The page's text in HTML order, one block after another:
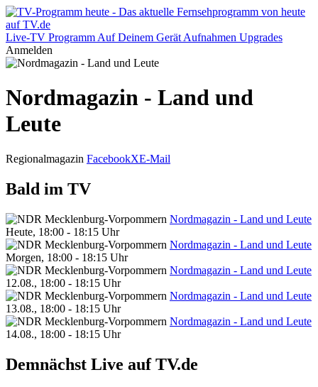
Live-TV Programm Auf Deinem Gerät Aufnahmen Upgrades
Anmelden
Nordmagazin - Land und
Leute
Regionalmagazin FacebookXE-Mail
Bald im TV
Nordmagazin - Land und Leute
Heute, 18:00 - 18:15 Uhr
Nordmagazin - Land und Leute
Morgen, 18:00 - 18:15 Uhr
Nordmagazin - Land und Leute
12.08., 18:00 - 18:15 Uhr
Nordmagazin - Land und Leute
13.08., 18:00 - 18:15 Uhr
Nordmagazin - Land und Leute
14.08., 18:00 - 18:15 Uhr
Demnächst Live auf TV.de